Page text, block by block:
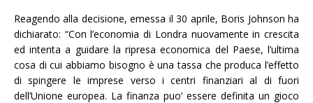
Reagendo alla decisione, emessa il 30 aprile, Boris Johnson ha
dichiarato: “Con l’economia di Londra nuovamente in crescita
ed intenta a guidare la ripresa economica del Paese, l’ultima
cosa di cui abbiamo bisogno è una tassa che produca l’effetto
di spingere le imprese verso i centri finanziari al di fuori
dell’Unione europea. La finanza puo’ essere definita un gioco